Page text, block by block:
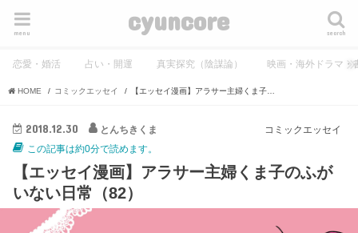
cyuncore search
menu
恋愛・婚活 占い・開運 真実探究（陰謀論） 映画・海外ドラマ・
HOME コミックエッセイ
コミックエッセイ
2018.12.30
とんちきくま
この記事は約0分で読めます。
【エッセイ漫画】アラサー主婦くま子のふが
いない日常（82）